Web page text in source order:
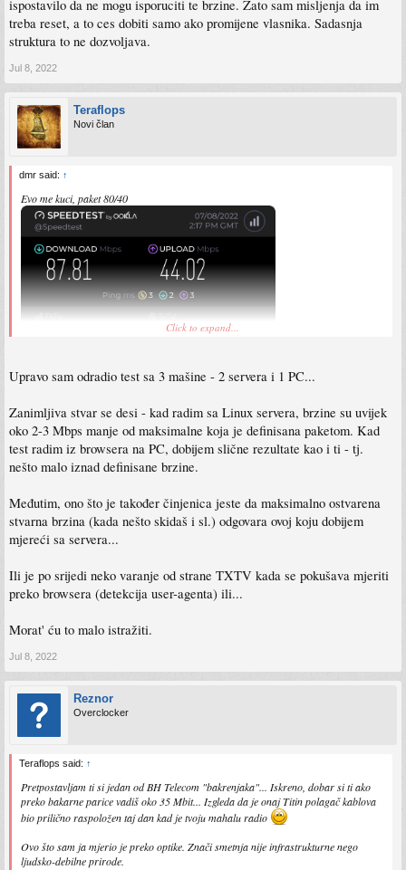
ispostavilo da ne mogu isporuciti te brzine. Zato sam misljenja da im
treba reset, a to ces dobiti samo ako promijene vlasnika. Sadasnja
struktura to ne dozvoljava.
Jul 8, 2022
Teraflops
Novi član
dmr said: ↑
Evo me kuci, paket 80/40
Click to expand...
Upravo sam odradio test sa 3 mašine - 2 servera i 1 PC...
Zanimljiva stvar se desi - kad radim sa Linux servera, brzine su uvijek
oko 2-3 Mbps manje od maksimalne koja je definisana paketom. Kad
test radim iz browsera na PC, dobijem slične rezultate kao i ti - tj.
nešto malo iznad definisane brzine.
Međutim, ono što je također činjenica jeste da maksimalno ostvarena
stvarna brzina (kada nešto skidaš i sl.) odgovara ovoj koju dobijem
mjereći sa servera...
Ili je po srijedi neko varanje od strane TXTV kada se pokušava mjeriti
preko browsera (detekcija user-agenta) ili...
Morat' ću to malo istražiti.
Jul 8, 2022
Reznor
Overclocker
Teraflops said: ↑
Pretpostavljam ti si jedan od BH Telecom "bakrenjaka"... Iskreno, dobar si ti ako
preko bakarne parice vadiš oko 35 Mbit... Izgleda da je onaj Titin polagač kablova
bio prilično raspoložen taj dan kad je tvoju mahalu radio
Ovo što sam ja mjerio je preko optike. Znači smetnja nije infrastrukturne nego
ljudsko-debilne prirode.